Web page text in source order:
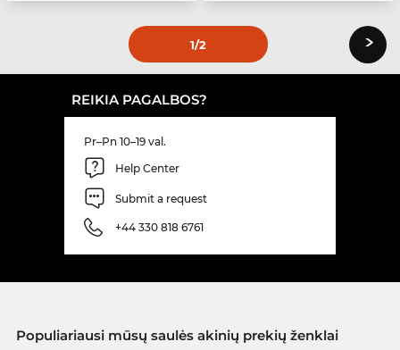
1/2 ›
REIKIA PAGALBOS?
Pr–Pn 10–19 val.
Help Center
Submit a request
+44 330 818 6761
Populiariausi mūsų saulės akinių prekių ženklai